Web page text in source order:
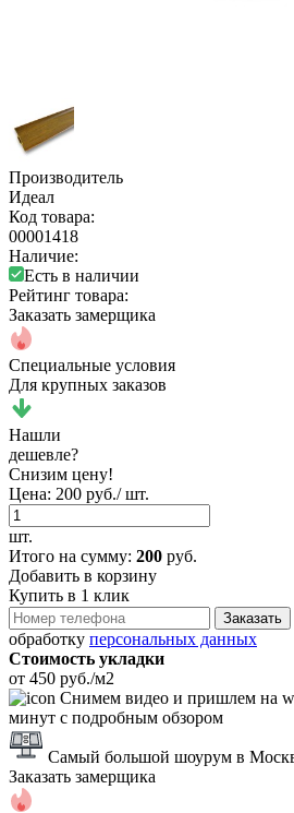
Производитель
Идеал
Код товара:
00001418
Наличие:
Есть в наличии
Рейтинг товара:
Заказать замерщика
Специальные условия
Для крупных заказов
Нашли
дешевле?
Снизим цену!
Цена: 200 руб./ шт.
шт.
Итого на сумму: 200 руб.
Добавить в корзину
Купить в 1 клик
Заказать
обработку персональных данных
Стоимость укладки
от 450 руб./м2
Снимем видео и пришлем на
минут с подробным обзором
Самый большой шоурум в
Заказать замерщика